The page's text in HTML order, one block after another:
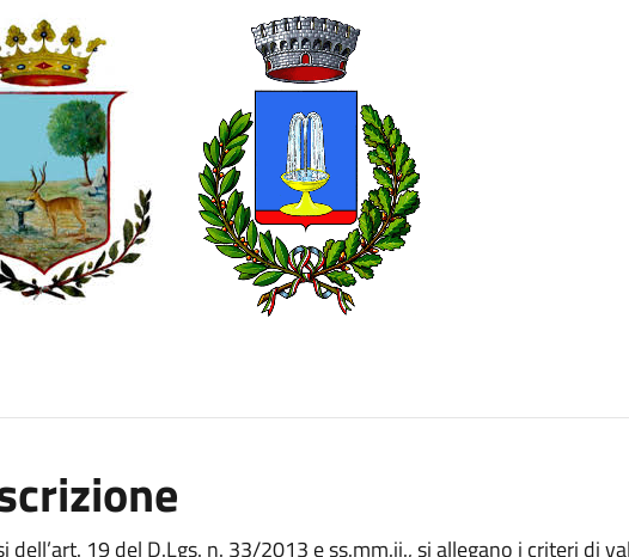
dell’art. 19 del D.Lgs. n. 33/2013 e ss.mm.ii., si allegano i criteri di